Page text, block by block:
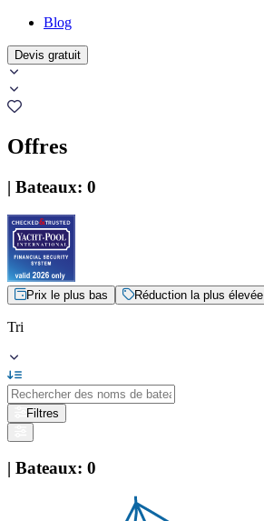
Blog
Devis gratuit
Offres
| Bateaux: 0
Prix le plus bas Réduction la plus élevée
Tri
Filtres
| Bateaux: 0